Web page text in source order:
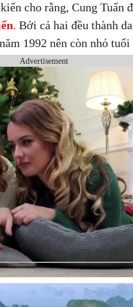
cho rằng, Cung Tuấn
. Bởi cả hai đều thành
1992 nên còn nhỏ
Advertisement